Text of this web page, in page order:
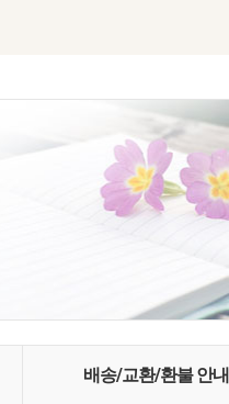
배송/교환/환불 안내